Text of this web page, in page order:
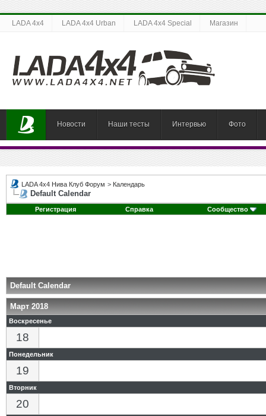
LADA 4x4 LADA 4x4 Urban LADA 4x4 Special Магазин
Новости Наши тесты Интервью Фото
LADA 4x4 Нива Клуб Форум > Календарь
Default Calendar
Регистрация Справка Сообщество
Default Calendar
Март 2018
Воскресенье
18
Понедельник
19
Вторник
20